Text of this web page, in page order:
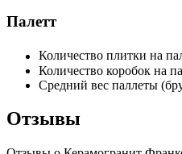
Палетт
Количество плитки на
Количество коробок на
Средний вес паллеты
Отзывы